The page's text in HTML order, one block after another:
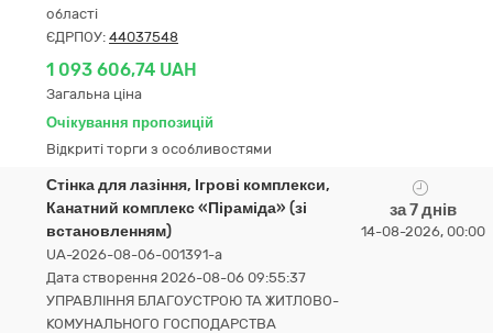
області
ЄДРПОУ: 44037548
1 093 606,74 UAH
Загальна ціна
Очікування пропозицій
Відкриті торги з особливостями
Стінка для лазіння, Ігрові комплекси,
Канатний комплекс «Піраміда» (зі
встановленням)
UA-2026-08-06-001391-a
Дата створення 2026-08-06 09:55:37
УПРАВЛІННЯ БЛАГОУСТРОЮ ТА ЖИТЛОВО-
КОМУНАЛЬНОГО ГОСПОДАРСТВА
за 7 днів
14-08-2026, 00:00